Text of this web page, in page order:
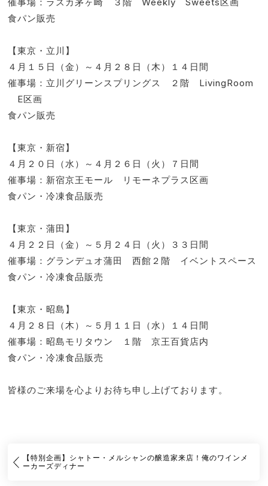
食パン販売
【東京・立川】
４月１５日（金）～４月２８日（木）１４日間
催事場：立川グリーンスプリングス ２階 LivingRoom
E区画
食パン販売
【東京・新宿】
４月２０日（水）～４月２６日（火）７日間
催事場：新宿京王モール リモーネプラス区画
食パン・冷凍食品販売
【東京・蒲田】
４月２２日（金）～５月２４日（火）３３日間
催事場：グランデュオ蒲田 西館２階 イベントスペース
食パン・冷凍食品販売
【東京・昭島】
４月２８日（木）～５月１１日（水）１４日間
催事場：昭島モリタウン １階 京王百貨店内
食パン・冷凍食品販売
皆様のご来場を心よりお待ち申し上げております。
【特別企画】シャトー・メルシャンの醸造家来店！俺のワインメ
ーカーズディナー